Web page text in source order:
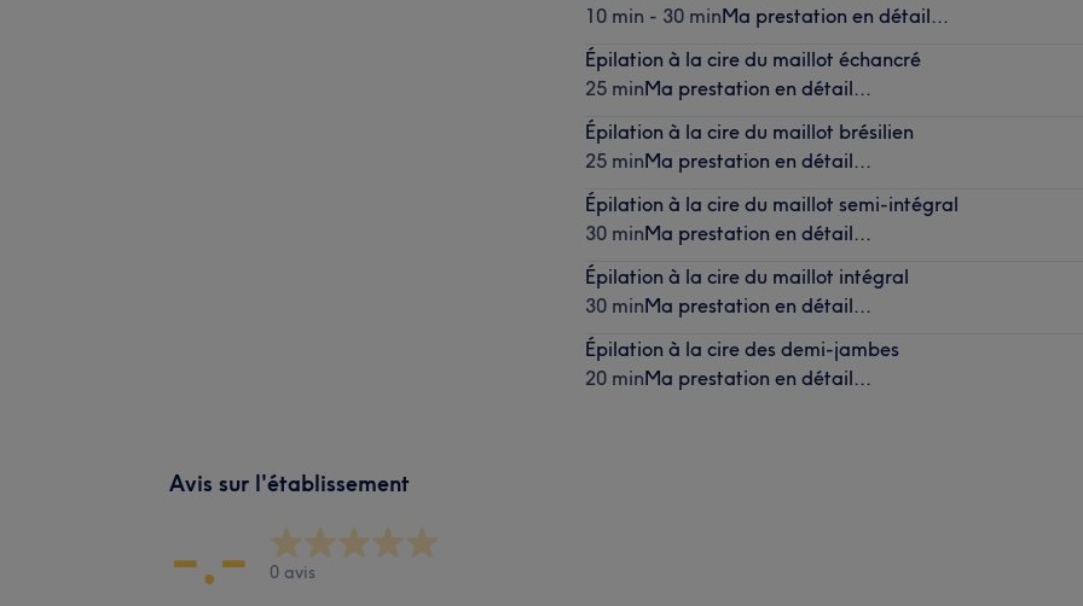
10 min - 30 minMa prestation en détail...
Épilation à la cire du maillot échancré
25 minMa prestation en détail...
Épilation à la cire du maillot brésilien
25 minMa prestation en détail...
Épilation à la cire du maillot semi-intégral
30 minMa prestation en détail...
Épilation à la cire du maillot intégral
30 minMa prestation en détail...
Épilation à la cire des demi-jambes
20 minMa prestation en détail...
Avis sur l'établissement
-.- 0 avis